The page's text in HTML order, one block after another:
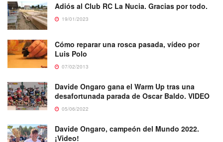
Adiós al Club RC La Nucia. Gracias por todo.
19/01/2023
Cómo reparar una rosca pasada, vídeo por
Luis Polo
07/02/2013
Davide Ongaro gana el Warm Up tras una
desafortunada parada de Oscar Baldo. VIDEO
05/06/2022
Davide Ongaro, campeón del Mundo 2022.
¡Video!